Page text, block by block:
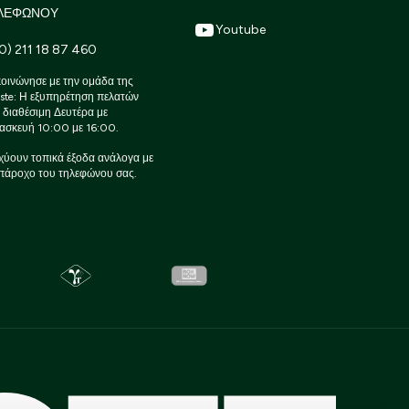
211 18 87 460
με την ομάδα της
Η εξυπηρέτηση πελατών
διαθέσιμη Δευτέρα με
10:00 με 16:00.
τοπικά έξοδα ανάλογα με
του τηλεφώνου σας.
Youtube